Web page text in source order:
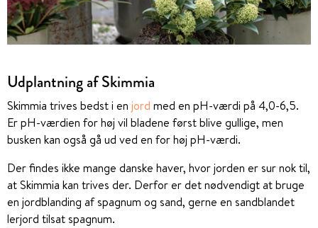
Udplantning af Skimmia
Skimmia trives bedst i en jord med en pH-værdi på 4,0-6,5.
Er pH-værdien for høj vil bladene først blive gullige, men
busken kan også gå ud ved en for høj pH-værdi.
Der findes ikke mange danske haver, hvor jorden er sur nok til,
at Skimmia kan trives der. Derfor er det nødvendigt at bruge
en jordblanding af spagnum og sand, gerne en sandblandet
lerjord tilsat spagnum.